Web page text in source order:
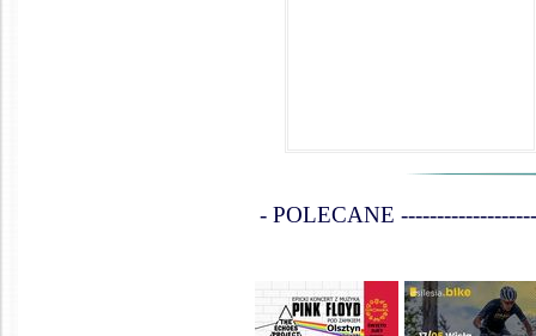
- POLECANE